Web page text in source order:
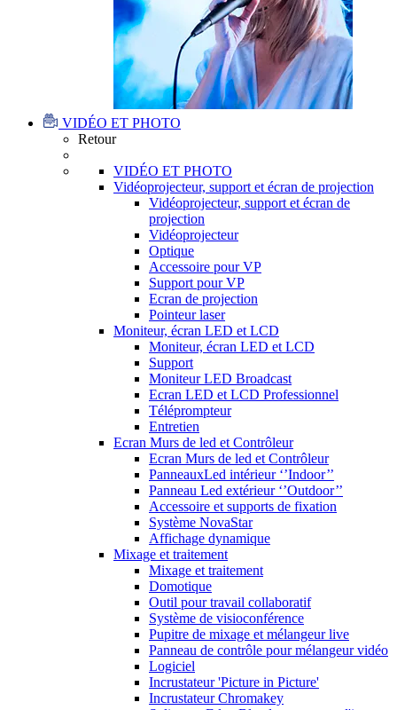
VIDÉO ET PHOTO
Retour
VIDÉO ET PHOTO
Vidéoprojecteur, support et écran de projection
Vidéoprojecteur, support et écran de
projection
Vidéoprojecteur
Optique
Accessoire pour VP
Support pour VP
Ecran de projection
Pointeur laser
Moniteur, écran LED et LCD
Moniteur, écran LED et LCD
Support
Moniteur LED Broadcast
Ecran LED et LCD Professionnel
Téléprompteur
Entretien
Ecran Murs de led et Contrôleur
Ecran Murs de led et Contrôleur
PanneauxLed intérieur ‘’Indoor’’
Panneau Led extérieur ‘’Outdoor’’
Accessoire et supports de fixation
Système NovaStar
Affichage dynamique
Mixage et traitement
Mixage et traitement
Domotique
Outil pour travail collaboratif
Système de visioconférence
Pupitre de mixage et mélangeur live
Panneau de contrôle pour mélangeur vidéo
Logiciel
Incrustateur 'Picture in Picture'
Incrustateur Chromakey